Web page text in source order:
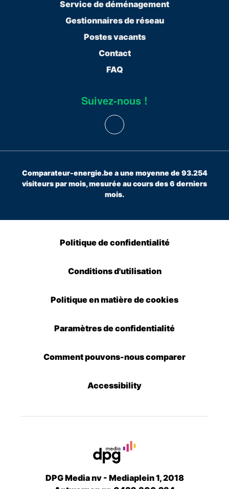
Service de déménagement
Gestionnaires de réseau
Postes vacants
Contact
FAQ
Suivez-nous !
Comparateur-energie.be a une moyenne de 93.254
visiteurs par mois, mesurée au cours des 6 derniers
mois.
Politique de confidentialité
Conditions d'utilisation
Politique en matière de cookies
Paramètres de confidentialité
Comment pouvons-nous comparer
Accessibility
DPG Media nv - Mediaplein 1, 2018